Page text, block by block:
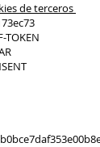
de terceros